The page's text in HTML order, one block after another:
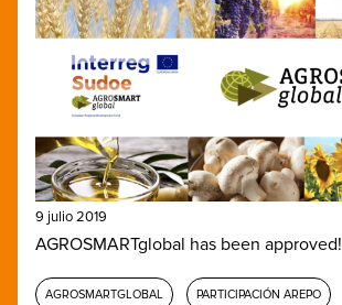
9 julio 2019
AGROSMARTglobal has been approved!
AGROSMARTGLOBAL PARTICIPACIÓN AREPO